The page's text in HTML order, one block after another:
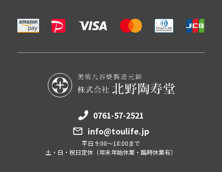
0761-57-2521
info@toulife.jp
平日 9:00～18:00まで
土・日・祝日定休（年末年始休業・臨時休業有）